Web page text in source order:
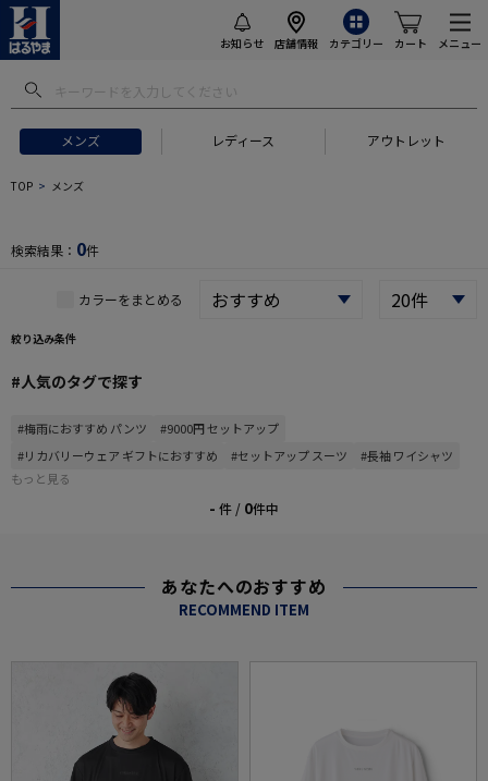
お知らせ 店舗情報 カテゴリー カート メニュー
メンズ レディース アウトレット
TOP メンズ
検索結果： 0件
カラーをまとめる
絞り込み条件
#人気のタグで探す
#梅雨におすすめ パンツ
#9000円 セットアップ
#リカバリーウェア ギフトにおすすめ
#セットアップ スーツ
#長袖 ワイシャツ
もっと見る
- 件 / 0件中
あなたへのおすすめ
RECOMMEND ITEM